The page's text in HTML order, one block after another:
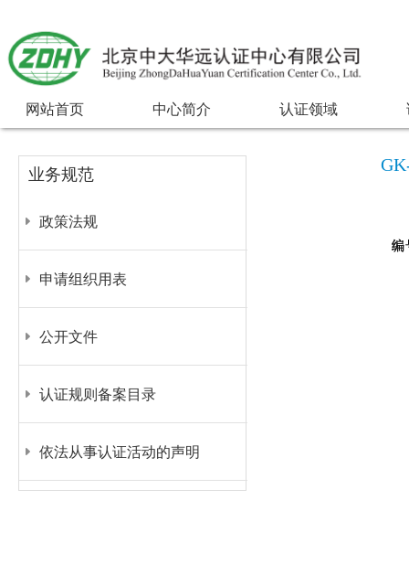
网站首页 中心简介 认证领域
业务规范
政策法规
申请组织用表
公开文件
认证规则备案目录
依法从事认证活动的声明